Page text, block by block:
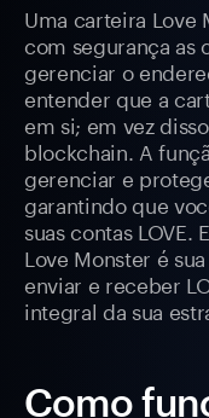
Uma carteira Love
com segurança as
gerenciar o
entender que a
em si; em vez
blockchain. A
gerenciar e
garantindo que
suas contas
Love Monster é
enviar e receber
integral da sua
Como